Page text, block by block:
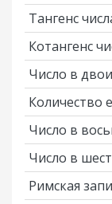
Тангенс
Котангенс
Число в
Количество
Число в
Число в
Римская